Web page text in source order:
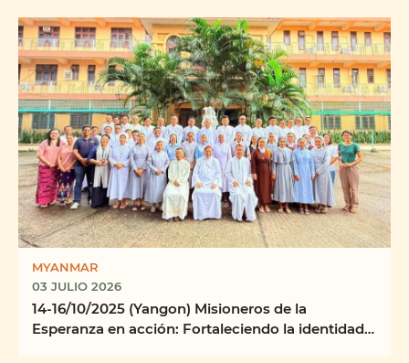
MYANMAR
03 JULIO 2026
14-16/10/2025 (Yangon) Misioneros de la
Esperanza en acción: Fortaleciendo la identidad,